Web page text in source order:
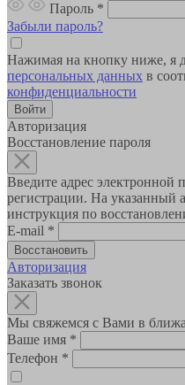
Пароль *
Забыли пароль?
Нажимая на кнопку ниже, я
персональных данных в
конфиденциальности
Авторизация
Восстановление пароля
Введите адрес электронной
регистрации. На указанный
инструкция по
E-mail *
Авторизация
Заказать звонок
Мы свяжемся с Вами в
Ваше имя *
Телефон *